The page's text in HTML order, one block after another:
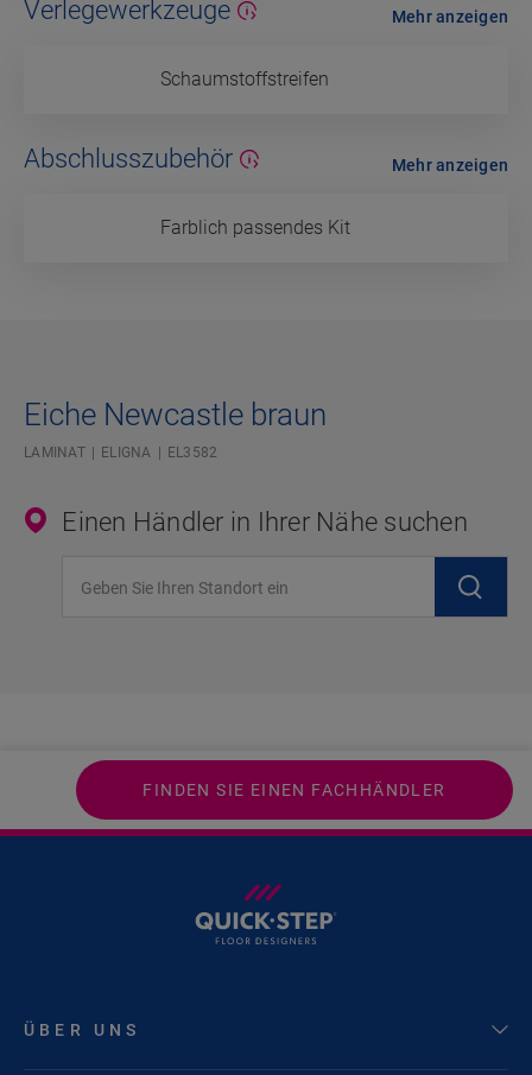
Verlegewerkzeuge
Schaumstoffstreifen
Mehr anzeigen
Abschlusszubehör
Farblich passendes Kit
Mehr anzeigen
Eiche Newcastle braun
LAMINAT ELIGNA EL3582
Einen Händler in Ihrer Nähe suchen
FINDEN SIE EINEN FACHHÄNDLER
ÜBER UNS